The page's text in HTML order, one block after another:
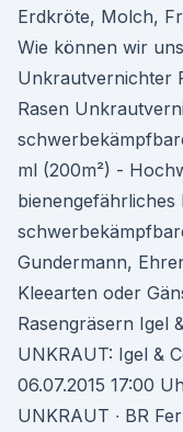
Erdkröte, Molch,
Wie können wir
Unkrautvernichter
Rasen
ml (200m²) -
Gundermann,
Kleearten oder
Rasengräsern Igel
UNKRAUT: Igel &
06.07.2015 17:00
UNKRAUT ∙ BR